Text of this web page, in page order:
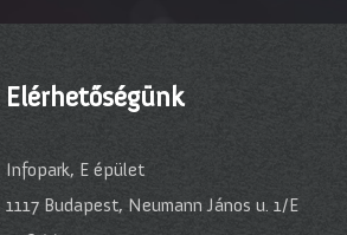
Elérhetőségünk
Infopark, E épület
1117 Budapest, Neumann János u. 1/E